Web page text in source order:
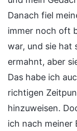
Danach fiel
immer noch oft
war, und sie hat
ermahnt, aber
Das habe ich
richtigen
hinzuweisen.
ich nach meiner